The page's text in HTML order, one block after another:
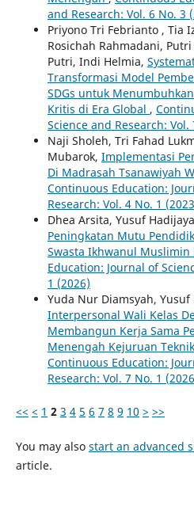
and Research: Vol. 6 No. 3
Priyono Tri Febrianto , Tia
Rosichah Rahmadani,
Putri, Indi Helmia,
Transformasi Model
SDGs untuk
Kritis di Era Global ,
Science and Research: Vol.
Naji Sholeh, Tri Fahad
Mubarok, Implementasi
Di Madrasah Tsanawiyah
Continuous Education:
Research: Vol. 4 No. 1
Dhea Arsita, Yusuf
Peningkatan Mutu
Swasta Ikhwanul Muslimin
Education: Journal of
1 (2026)
Yuda Nur Diamsyah, Yusuf
Interpersonal Wali Kelas
Membangun Kerja Sama
Menengah Kejuruan
Continuous Education:
Research: Vol. 7 No. 1
<< < 1 2 3 4 5 6 7 8 9 10 > >>
You may also start an advanced
article.